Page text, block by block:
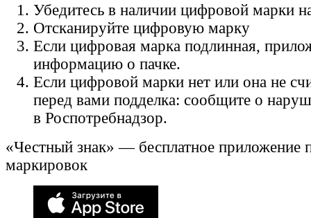
Убедитесь в наличии цифровой марки
Отсканируйте цифровую марку
Если цифровая марка подлинная,
информацию о пачке.
Если цифровой марки нет или она не
перед вами подделка: сообщите о
в Роспотребнадзор.
«Честный знак» — бесплатное приложение
маркировок